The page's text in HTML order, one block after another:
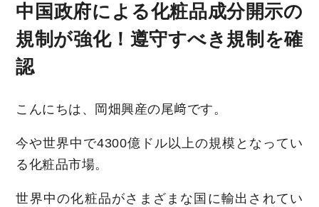
中国政府による化粧品成分開示の
規制が強化！遵守すべき規制を確
認
こんにちは、岡畑興産の尾﨑です。
今や世界中で4300億ドル以上の規模となってい
る化粧品市場。
世界中の化粧品がさまざまな国に輸出されてい